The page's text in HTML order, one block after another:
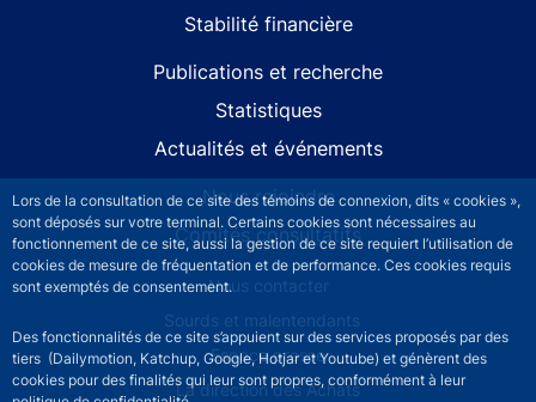
Lors de la consultation de ce site des témoins de connexion, dits « cookies »,
sont déposés sur votre terminal. Certains cookies sont nécessaires au
fonctionnement de ce site, aussi la gestion de ce site requiert l’utilisation de
cookies de mesure de fréquentation et de performance. Ces cookies requis
sont exemptés de consentement.
Des fonctionnalités de ce site s’appuient sur des services proposés par des
tiers (Dailymotion, Katchup, Google, Hotjar et Youtube) et génèrent des
cookies pour des finalités qui leur sont propres, conformément à leur
Stabilité financière
Publications et recherche
Statistiques
Actualités et événements
Nous rejoindre
Comités consultatifs
Footer secondary menuNous contacter
Sourds et malentendants
Espace presse
La direction des Achats